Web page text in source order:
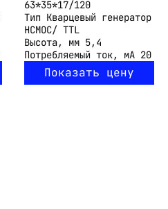
63*35*17/120
Тип Кварцевый генератор
HCMOC/ TTL
Высота, мм 5,4
Потребляемый ток, мА 20
Показать цену